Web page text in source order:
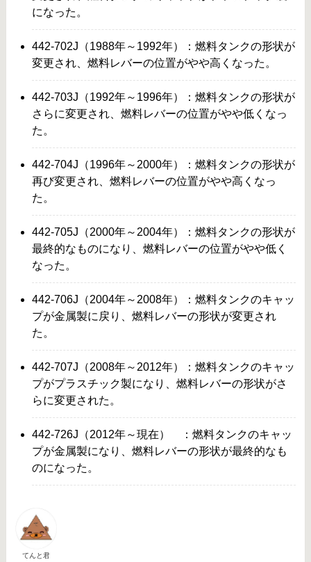
になった。
442-702J（1988年～1992年）：燃料タンクの形状が
変更され、燃料レバーの位置がやや高くなった。
442-703J（1992年～1996年）：燃料タンクの形状が
さらに変更され、燃料レバーの位置がやや低くなっ
た。
442-704J（1996年～2000年）：燃料タンクの形状が
再び変更され、燃料レバーの位置がやや高くなっ
た。
442-705J（2000年～2004年）：燃料タンクの形状が
最終的なものになり、燃料レバーの位置がやや低く
なった。
442-706J（2004年～2008年）：燃料タンクのキャッ
プが金属製に戻り、燃料レバーの形状が変更され
た。
442-707J（2008年～2012年）：燃料タンクのキャッ
プがプラスチック製になり、燃料レバーの形状がさ
らに変更された。
442-726J（2012年～現在） ：燃料タンクのキャッ
プが金属製になり、燃料レバーの形状が最終的なも
のになった。
てんと君